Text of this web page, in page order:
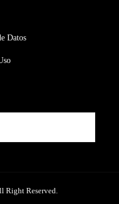
Datos
Right Reserved.